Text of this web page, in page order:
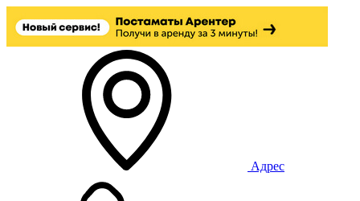
Адрес